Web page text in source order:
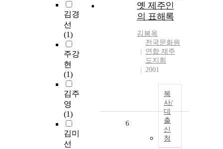
김경
선
(1)
주강
현
(1)
김주
영
(1)
김미
선
옛 제주인
의 표해록
김봉옥
전국문화원
연합 제주
도지회
2001
복
사/
대
출
신
청
6